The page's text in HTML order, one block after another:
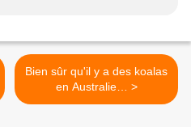
Bien sûr qu'il y a des koalas
en Australie… >